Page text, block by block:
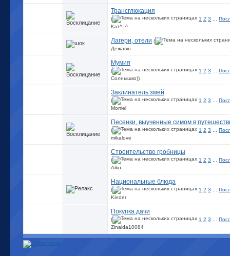
Трансглюкация
( 1 2 3
Кат^_^
Лагери, отели (
Дежавю
Мумия
( 1 2 3
Солнышко))
Заклинатель змей
( 1 2 3
Morriel
Песенки, выученные симом в
( 1 2 3
mikalove
Строительство гробницы
( 1 2 3
Aiko
Национальные блюда
( 1 2 3
Kinder
Покупка дачи
( 1 2 3
Zinaida10084